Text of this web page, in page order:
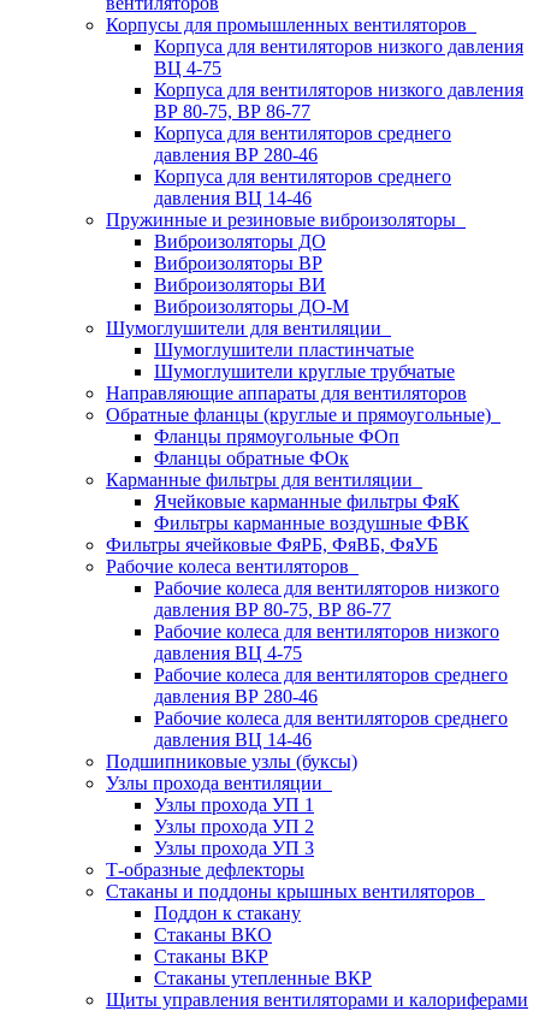
Корпусы для промышленных вентиляторов
Корпуса для вентиляторов низкого давления
ВЦ 4-75
Корпуса для вентиляторов низкого давления
ВР 80-75, ВР 86-77
Корпуса для вентиляторов среднего
давления ВР 280-46
Корпуса для вентиляторов среднего
давления ВЦ 14-46
Пружинные и резиновые виброизоляторы
Виброизоляторы ДО
Виброизоляторы ВР
Виброизоляторы ВИ
Виброизоляторы ДО-М
Шумоглушители для вентиляции
Шумоглушители пластинчатые
Шумоглушители круглые трубчатые
Направляющие аппараты для вентиляторов
Обратные фланцы (круглые и прямоугольные)
Фланцы прямоугольные ФОп
Фланцы обратные ФОк
Карманные фильтры для вентиляции
Ячейковые карманные фильтры ФяК
Фильтры карманные воздушные ФВК
Фильтры ячейковые ФяРБ, ФяВБ, ФяУБ
Рабочие колеса вентиляторов
Рабочие колеса для вентиляторов низкого
давления ВР 80-75, ВР 86-77
Рабочие колеса для вентиляторов низкого
давления ВЦ 4-75
Рабочие колеса для вентиляторов среднего
давления ВР 280-46
Рабочие колеса для вентиляторов среднего
давления ВЦ 14-46
Подшипниковые узлы (буксы)
Узлы прохода вентиляции
Узлы прохода УП 1
Узлы прохода УП 2
Узлы прохода УП 3
Т-образные дефлекторы
Стаканы и поддоны крышных вентиляторов
Поддон к стакану
Стаканы ВКО
Стаканы ВКР
Стаканы утепленные ВКР
Щиты управления вентиляторами и калориферами